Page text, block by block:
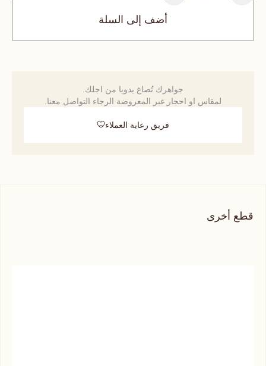
أضف إلى السلة
جواهرك تُصاغ يدويا من اجلك.
لمقاس او احجار غير المعروضة الرجاء التواصل معنا.
فريق رعاية العملاء
قطع أخرى